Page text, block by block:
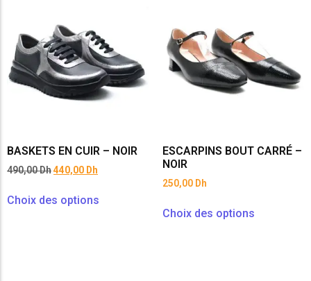
BASKETS EN CUIR – NOIR
490,00Dh440,00 Dh
Choix des options
ESCARPINS BOUT CARRÉ –
NOIR
250,00 Dh
Choix des options